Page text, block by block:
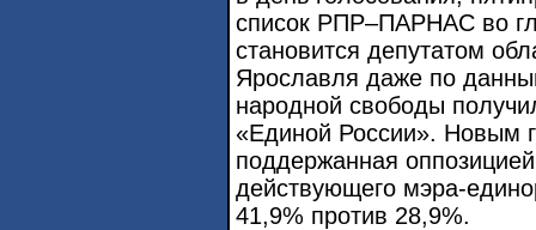
список РПР–ПАРНАС во
становится депутатом
Ярославля даже по
народной свободы
«Единой России». Новым
поддержанная
действующего мэра-
41,9% против 28,9%.